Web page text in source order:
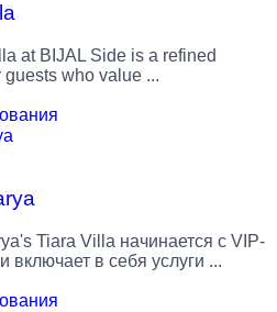
at BIJAL Side is a refined
who value ...
Tiara Villa начинается с VIP-
включает в себя услуги ...